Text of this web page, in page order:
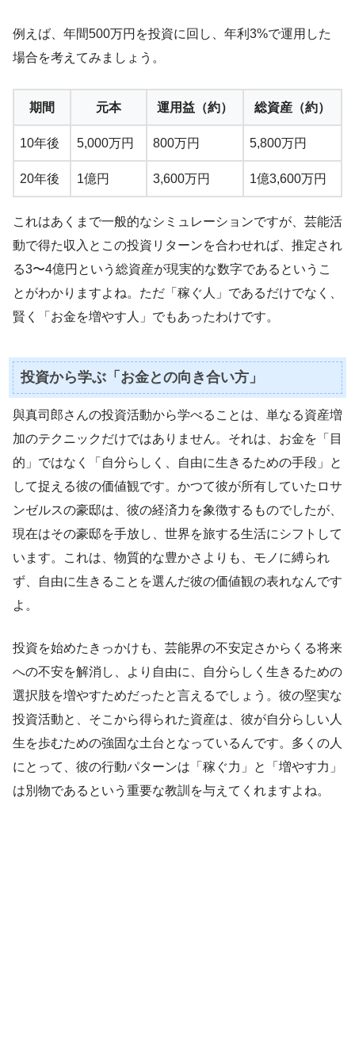
例えば、年間500万円を投資に回し、年利3%で運用した
場合を考えてみましょう。
期間 元本 運用益（約） 総資産（約）
10年後 5,000万円 800万円 5,800万円
20年後 1億円 3,600万円 1億3,600万円
これはあくまで一般的なシミュレーションですが、芸能活
動で得た収入とこの投資リターンを合わせれば、推定され
る3〜4億円という総資産が現実的な数字であるというこ
とがわかりますよね。ただ「稼ぐ人」であるだけでなく、
賢く「お金を増やす人」でもあったわけです。
投資から学ぶ「お金との向き合い方」
與真司郎さんの投資活動から学べることは、単なる資産増
加のテクニックだけではありません。それは、お金を「目
的」ではなく「自分らしく、自由に生きるための手段」と
して捉える彼の価値観です。かつて彼が所有していたロサ
ンゼルスの豪邸は、彼の経済力を象徴するものでしたが、
現在はその豪邸を手放し、世界を旅する生活にシフトして
います。これは、物質的な豊かさよりも、モノに縛られ
ず、自由に生きることを選んだ彼の価値観の表れなんです
よ。
投資を始めたきっかけも、芸能界の不安定さからくる将来
への不安を解消し、より自由に、自分らしく生きるための
選択肢を増やすためだったと言えるでしょう。彼の堅実な
投資活動と、そこから得られた資産は、彼が自分らしい人
生を歩むための強固な土台となっているんです。多くの人
にとって、彼の行動パターンは「稼ぐ力」と「増やす力」
は別物であるという重要な教訓を与えてくれますよね。